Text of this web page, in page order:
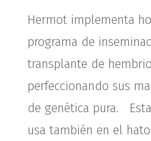
Hermot implementa
programa de
transplante de
perfeccionando sus
de genética pura.
usa también en el